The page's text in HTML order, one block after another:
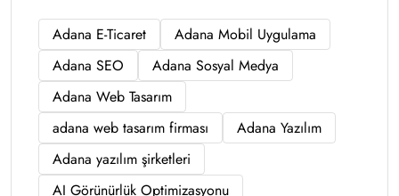
Adana E-Ticaret
Adana Mobil Uygulama
Adana SEO
Adana Sosyal Medya
Adana Web Tasarım
adana web tasarım firması
Adana Yazılım
Adana yazılım şirketleri
AI Görünürlük Optimizasyonu